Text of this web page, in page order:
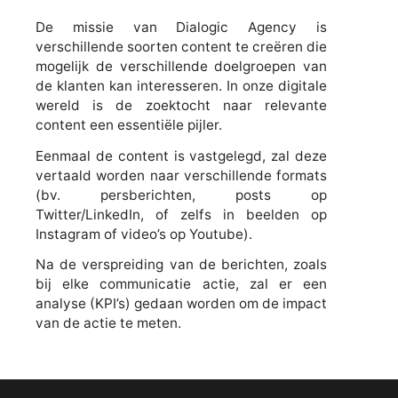
De missie van Dialogic Agency is
verschillende soorten content te creëren die
mogelijk de verschillende doelgroepen van
de klanten kan interesseren. In onze digitale
wereld is de zoektocht naar relevante
content een essentiële pijler.
Eenmaal de content is vastgelegd, zal deze
vertaald worden naar verschillende formats
(bv. persberichten, posts op
Twitter/LinkedIn, of zelfs in beelden op
Instagram of video’s op Youtube).
Na de verspreiding van de berichten, zoals
bij elke communicatie actie, zal er een
analyse (KPI’s) gedaan worden om de impact
van de actie te meten.